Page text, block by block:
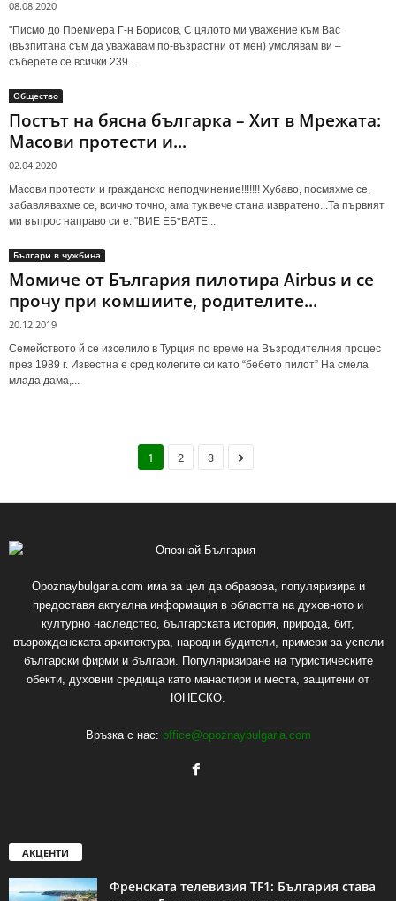
08.08.2020
"Писмо до Премиера Г-н Борисов, С цялото ми уважение към Вас
(възпитана съм да уважавам по-възрастни от мен) умолявам ви –
съберете се всички 239...
Общество
Постът на бясна българка – Хит в Мрежата:
Масови протести и...
02.04.2020
Масови протести и гражданско неподчинение!!!!!!! Хубаво, посмяхме се,
забавлявахме се, всичко точно, ама тук вече стана извратено...Та първият
ми въпрос направо си е: "ВИЕ ЕБ*ВАТЕ...
Българи в чужбина
Момиче от България пилотира Airbus и се
прочу при комшиите, родителите...
20.12.2019
Семейството й се изселило в Турция по време на Възродителния процес
през 1989 г. Известна е сред колегите си като “бебето пилот” На смела
млада дама,...
1 2 3
Opoznaybulgaria.com има за цел да образова, популяризира и
предоставя актуална информация в областта на духовното и
културно наследство, българската история, природа, бит,
възрожденската архитектура, народни будители, примери за успели
български фирми и българи. Популяризиране на туристическите
обекти, духовни средища като манастири и места, защитени от
ЮНЕСКО.
Връзка с нас: office@opoznaybulgaria.com
АКЦЕНТИ
Френската телевизия TF1: България става